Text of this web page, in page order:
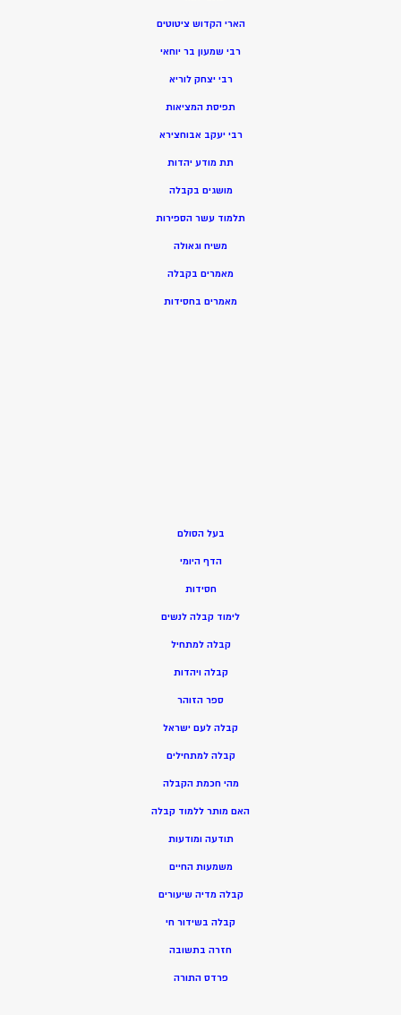
הארי הקדוש ציטוטים
רבי שמעון בר יוחאי
רבי יצחק לוריא
תפיסת המציאות
רבי יעקב אבוחצירא
תת מודע יהדות
מושגים בקבלה
תלמוד עשר הספירות
משיח וגאולה
מאמרים בקבלה
מאמרים בחסידות
בעל הסולם
הדף היומי
חסידות
לימוד קבלה לנשים
קבלה למתחיל
קבלה ויהדות
ספר הזוהר
קבלה לעם ישראל
קבלה למתחילים
מהי חכמת הקבלה
האם מותר ללמוד קבלה
תודעה ומודעות
משמעות החיים
קבלה מדיה שיעורים
קבלה בשידור חי
חזרה בתשובה
פרדס התורה